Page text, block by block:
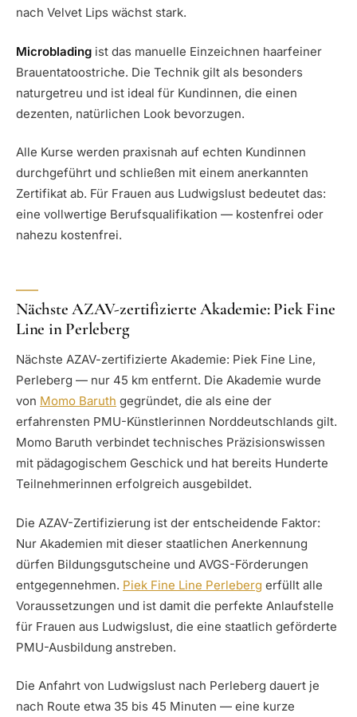
nach Velvet Lips wächst stark.
Microblading ist das manuelle Einzeichnen haarfeiner
Brauentatoostriche. Die Technik gilt als besonders
naturgetreu und ist ideal für Kundinnen, die einen
dezenten, natürlichen Look bevorzugen.
Alle Kurse werden praxisnah auf echten Kundinnen
durchgeführt und schließen mit einem anerkannten
Zertifikat ab. Für Frauen aus Ludwigslust bedeutet das:
eine vollwertige Berufsqualifikation — kostenfrei oder
nahezu kostenfrei.
Nächste AZAV-zertifizierte Akademie: Piek Fine
Line in Perleberg
Nächste AZAV-zertifizierte Akademie: Piek Fine Line,
Perleberg — nur 45 km entfernt. Die Akademie wurde
von Momo Baruth gegründet, die als eine der
erfahrensten PMU-Künstlerinnen Norddeutschlands gilt.
Momo Baruth verbindet technisches Präzisionswissen
mit pädagogischem Geschick und hat bereits Hunderte
Teilnehmerinnen erfolgreich ausgebildet.
Die AZAV-Zertifizierung ist der entscheidende Faktor:
Nur Akademien mit dieser staatlichen Anerkennung
dürfen Bildungsgutscheine und AVGS-Förderungen
entgegennehmen. Piek Fine Line Perleberg erfüllt alle
Voraussetzungen und ist damit die perfekte Anlaufstelle
für Frauen aus Ludwigslust, die eine staatlich geförderte
PMU-Ausbildung anstreben.
Die Anfahrt von Ludwigslust nach Perleberg dauert je
nach Route etwa 35 bis 45 Minuten — eine kurze